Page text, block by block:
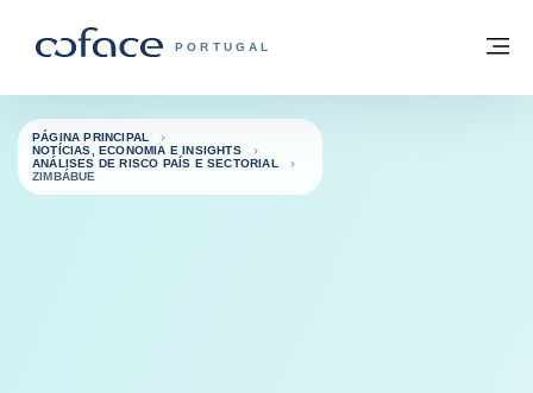
COFACE FOR TRADE - HOMEPAGE DO
PORTUGAL
Voltar à página principal
PÁGINA PRINCIPAL
NOTÍCIAS, ECONOMIA E INSIGHTS
ANÁLISES DE RISCO PAÍS E SECTORIAL
ZIMBÁBUE